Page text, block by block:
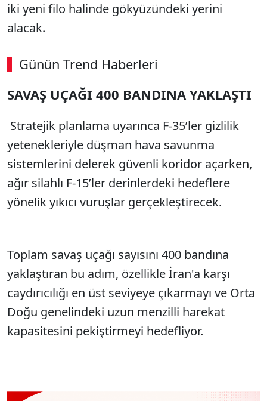
iki yeni filo halinde gökyüzündeki yerini
alacak.
Günün Trend Haberleri
00:02 / 02:14
Sesi Aç
SAVAŞ UÇAĞI 400 BANDINA YAKLAŞTI
Stratejik planlama uyarınca F-35’ler gizlilik
yetenekleriyle düşman hava savunma
sistemlerini delerek güvenli koridor açarken,
ağır silahlı F-15’ler derinlerdeki hedeflere
yönelik yıkıcı vuruşlar gerçekleştirecek.
Toplam savaş uçağı sayısını 400 bandına
yaklaştıran bu adım, özellikle İran'a karşı
caydırıcılığı en üst seviyeye çıkarmayı ve Orta
Doğu genelindeki uzun menzilli harekat
kapasitesini pekiştirmeyi hedefliyor.